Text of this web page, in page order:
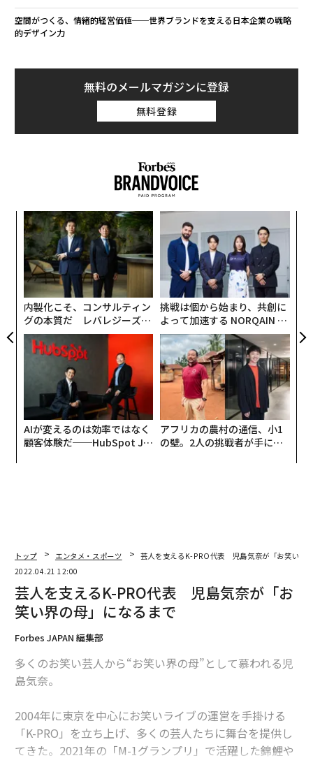
空間がつくる、情緒的経営価値──世界ブランドを支える日本企業の戦略
的デザイン力
無料のメールマガジンに登録
無料登録
内製化こそ、コンサルティン
グの本質だ レバレジーズが
実践する、次世代ファームの
全貌
挑戦は個から始まり、共創に
よって加速する NORQAIN JA
PAN 特別座談会
AIが変えるのは効率ではなく
顧客体験だ──HubSpot Ja
アフリカの農村の通信、小1
の壁。2人の挑戦者が手にし
トップ エンタメ・スポーツ
芸人を支えるK-PRO代表 児島気奈が「お笑い界
2022.04.21 12:00
芸人を支えるK-PRO代表 児島気奈が「お
笑い界の母」になるまで
Forbes JAPAN 編集部
多くのお笑い芸人から“お笑い界の母”として慕われる児
島気奈。
2004年に東京を中心にお笑いライブの運営を手掛ける
「K-PRO」を立ち上げ、多くの芸人たちに舞台を提供し
てきた。2021年の「M-1グランプリ」で活躍した錦鯉や